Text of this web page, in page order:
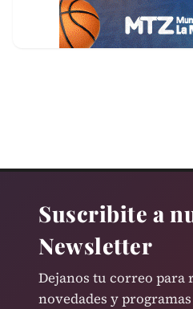
Suscribite a
Newsletter
Dejanos tu correo
novedades y